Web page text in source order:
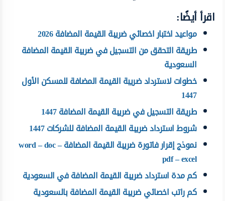
اقرأ أيضًا:
مواعيد اختبار اخصائي ضريبة القيمة المضافة 2026
طريقة التحقق من التسجيل في ضريبة القيمة المضافة
السعودية
خطوات لاسترداد ضريبة القيمة المضافة للمسكن الأول
1447
طريقة التسجيل في ضريبة القيمة المضافة 1447
شروط استرداد ضريبة القيمة المضافة للشركات 1447
نموذج إقرار فاتورة ضريبة القيمة المضافة word – doc –
pdf – excel
كم مدة استرداد ضريبة القيمة المضافة في السعودية
كم راتب اخصائي ضريبة القيمة المضافة بالسعودية